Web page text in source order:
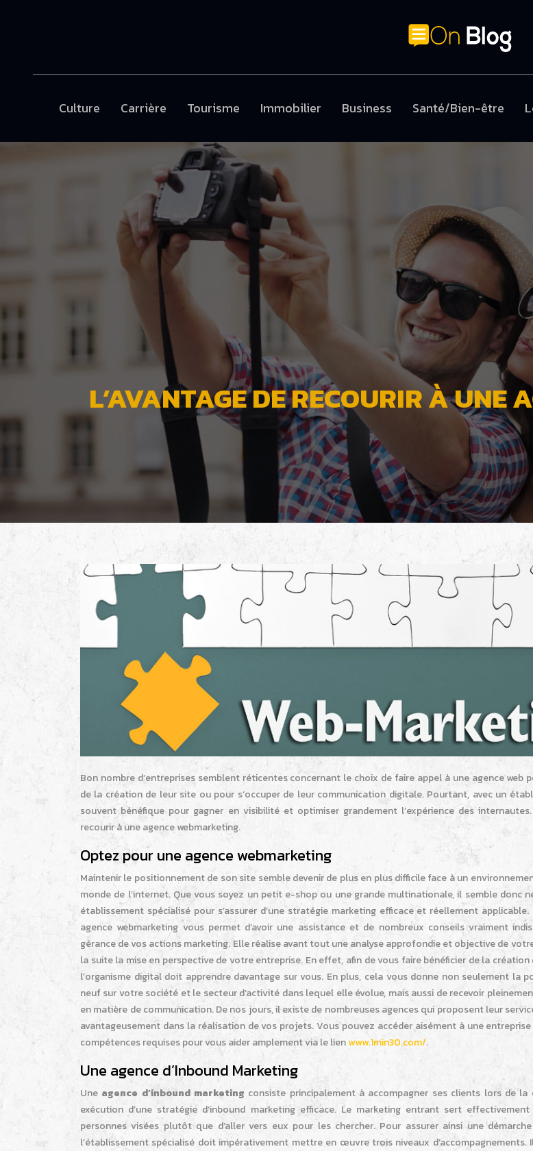
Culture Carrière Tourisme Immobilier Business Santé/Bien-être
L’AVANTAGE DE RECOURIR À UNE
Bon nombre d’entreprises semblent réticentes concernant le choix de faire appel à une agence web
de la création de leur site ou pour s’occuper de leur communication digitale. Pourtant, avec un
souvent bénéfique pour gagner en visibilité et optimiser grandement l’expérience des
recourir à une agence webmarketing.
Optez pour une agence webmarketing
Maintenir le positionnement de son site semble devenir de plus en plus difficile face à un
monde de l’internet. Que vous soyez un petit e-shop ou une grande multinationale, il semble donc
établissement spécialisé pour s’assurer d’une stratégie marketing efficace et réellement
agence webmarketing vous permet d’avoir une assistance et de nombreux conseils vraiment
gérance de vos actions marketing. Elle réalise avant tout une analyse approfondie et objective de
la suite la mise en perspective de votre entreprise. En effet, afin de vous faire bénéficier de la création
l’organisme digital doit apprendre davantage sur vous. En plus, cela vous donne non seulement la
neuf sur votre société et le secteur d’activité dans lequel elle évolue, mais aussi de recevoir
en matière de communication. De nos jours, il existe de nombreuses agences qui proposent leur
avantageusement dans la réalisation de vos projets. Vous pouvez accéder aisément à une
compétences requises pour vous aider amplement via le lienwww.1min30.com/.
Une agence d’Inbound Marketing
Une agence d’inbound marketing consiste principalement à accompagner ses clients lors de
exécution d’une stratégie d’inbound marketing efficace. Le marketing entrant sert
personnes visées plutôt que d’aller vers eux pour les chercher. Pour assurer ainsi une
l’établissement spécialisé doit impérativement mettre en œuvre trois niveaux d’accompagnements. Il